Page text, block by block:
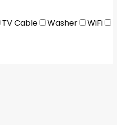
TV Cable Washer
WiFi